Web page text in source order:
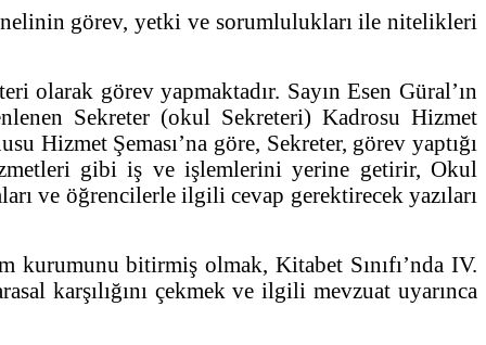
görev, yetki ve sorumlulukları ile nitelikleri
görev yapmaktadır. Sayın Esen Güral’ın
Sekreter (okul Sekreteri) Kadrosu Hizmet
Hizmet Şeması’na göre, Sekreter, görev yaptığı
gibi iş ve işlemlerini yerine getirir, Okul
ve öğrencilerle ilgili cevap gerektirecek yazıları
bitirmiş olmak, Kitabet Sınıfı’nda IV.
karşılığını çekmek ve ilgili mevzuat uyarınca